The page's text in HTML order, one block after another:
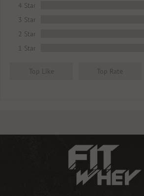
4 Star
3 Star
2 Star
1 Star
Top Like Top Rate